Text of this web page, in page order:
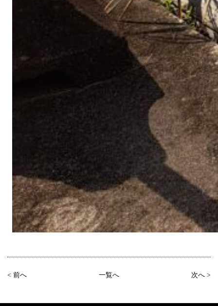
< 前へ 一覧へ 次へ >